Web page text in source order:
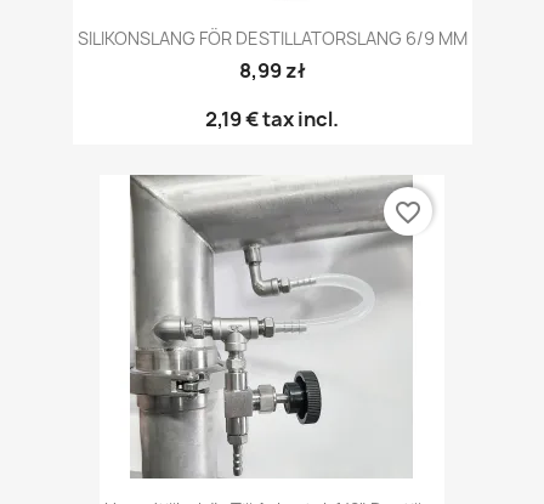
SILIKONSLANG FÖR DESTILLATORSLANG 6/9 MM
8,99 zł
2,19 €tax incl.
favorite_border